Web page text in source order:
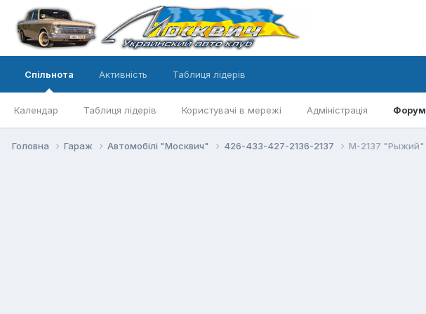
Спільнота
Календар Таблиця лідерів Користувачі в мережі Адміністрація Форум
Активність Таблиця лідерів
Головна Гараж Автомобілі "Москвич" 426-433-427-2136-2137 М-2137 "Рыжий"